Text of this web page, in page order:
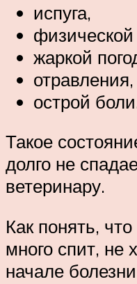
испуга,
физической
жаркой
отравления,
острой
Такое
долго не
ветеринару.
Как понять,
много спит, не
начале